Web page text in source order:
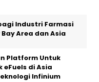
Industri Farmasi
Area dan Asia
Platform Untuk
eFuels di Asia
Infinium